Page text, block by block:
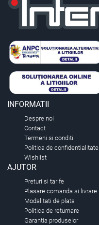
INFORMATII
Despre noi
Contact
Termeni si conditii
Politica de confidentialitate
Wishlist
AJUTOR
Preturi si tarife
Plasare comanda si livrare
Modalitati de plata
Politica de returnare
Garantia produselor